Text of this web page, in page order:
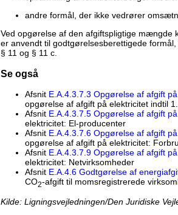
andre formål, der ikke vedrører
Ved opgørelse af den afgiftspligtige mængde
er anvendt til godtgørelsesberettigede
§ 11 og § 11 c.
Se også
Afsnit E.A.4.3.7.3 Opgørelse af afgift
opgørelse af afgift på elektricitet indtil
Afsnit E.A.4.3.7.5 Opgørelse af afgift
elektricitet: El-producenter
Afsnit E.A.4.3.7.6 Opgørelse af afgift
opgørelse af afgift på elektricitet:
Afsnit E.A.4.3.7.9 Opgørelse af afgift
elektricitet: Netvirksomheder
Afsnit E.A.4.6 Godtgørelse af
CO2-afgift til momsregistrerede
Kilde: Ligningsvejledningen/Den Juridiske